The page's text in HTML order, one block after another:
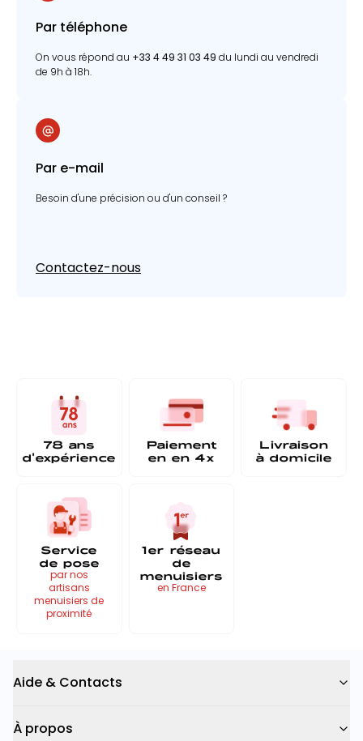
Par téléphone
On vous répond au +33 4 49 31 03 49 du lundi au vendredi
de 9h à 18h.
Par e-mail
Besoin d'une précision ou d'un conseil ?
Contactez-nous
78 ans
d'expérience
Paiement
en en 4x
Livraison
à domicile
Service
de pose
par nos
artisans
menuisiers de
proximité
1er réseau
de
menuisiers
en France
Aide & Contacts
À propos